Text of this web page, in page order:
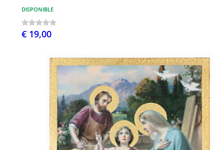
DISPONIBLE
€ 19,00